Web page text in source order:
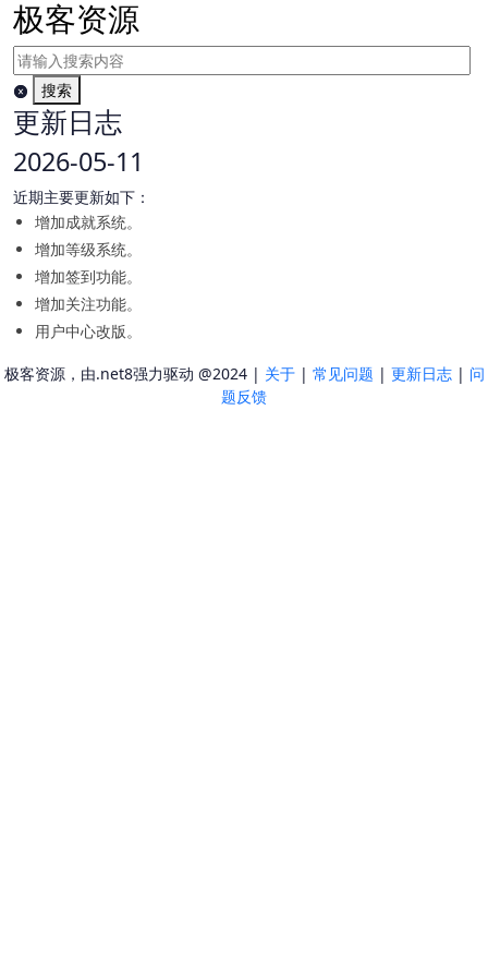
极客资源
搜索
更新日志
2026-05-11
近期主要更新如下：
增加成就系统。
增加等级系统。
增加签到功能。
增加关注功能。
用户中心改版。
极客资源，由.net8强力驱动 @2024 | 关于| 常见问题 | 更新日志| 问
题反馈